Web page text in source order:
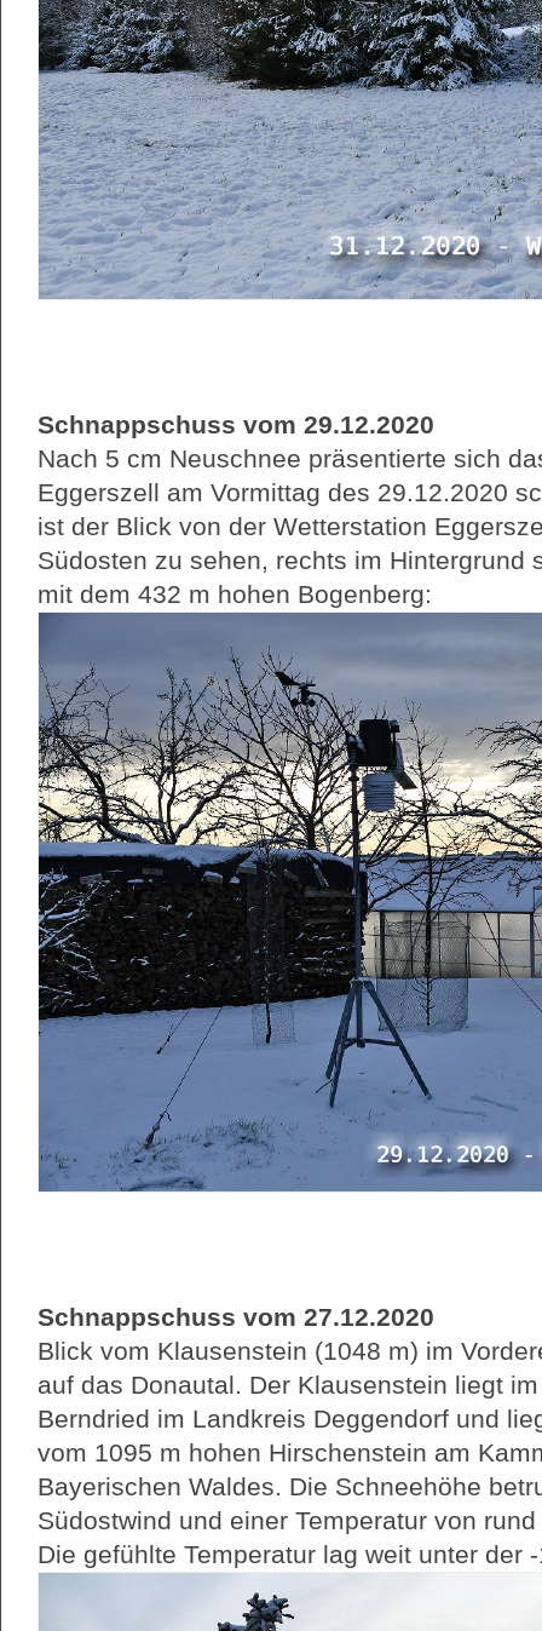
Schnappschuss vom 29.12.2020
Nach 5 cm Neuschnee präsentierte sich
Eggerszell am Vormittag des 29.12.2020
ist der Blick von der Wetterstation
Südosten zu sehen, rechts im Hintergrund
mit dem 432 m hohen Bogenberg:
Schnappschuss vom 27.12.2020
Blick vom Klausenstein (1048 m) im
auf das Donautal. Der Klausenstein liegt
Berndried im Landkreis Deggendorf und
vom 1095 m hohen Hirschenstein am
Bayerischen Waldes. Die Schneehöhe
Südostwind und einer Temperatur von
Die gefühlte Temperatur lag weit unter der